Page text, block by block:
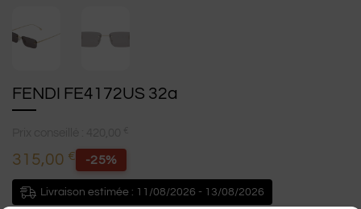
FENDI FE4172US 32a
315,00 € -25%
Livraison estimée : 11/08/2026 - 13/08/2026